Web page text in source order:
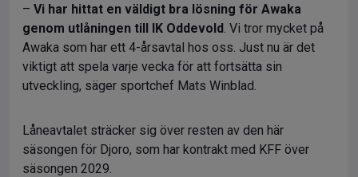
– Vi har hittat en väldigt bra lösning för Awaka
genom utlåningen till IK Oddevold. Vi tror mycket på
Awaka som har ett 4-årsavtal hos oss. Just nu är det
viktigt att spela varje vecka för att fortsätta sin
utveckling, säger sportchef Mats Winblad.
Låneavtalet sträcker sig över resten av den här
säsongen för Djoro, som har kontrakt med KFF över
säsongen 2029.